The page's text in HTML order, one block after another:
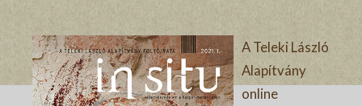
A Teleki László
Alapítvány
online